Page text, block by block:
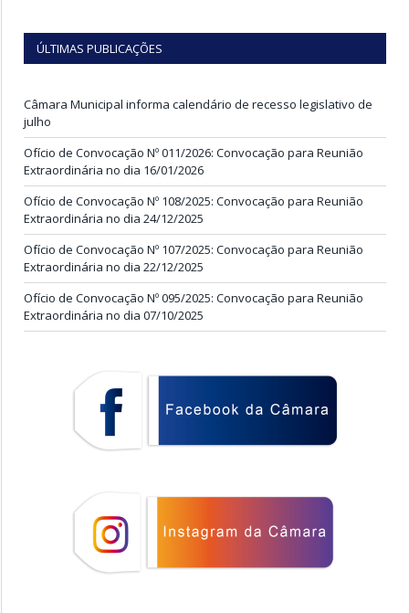
ÚLTIMAS PUBLICAÇÕES
Câmara Municipal informa calendário de recesso legislativo de
julho
Ofício de Convocação Nº 011/2026: Convocação para Reunião
Extraordinária no dia 16/01/2026
Ofício de Convocação Nº 108/2025: Convocação para Reunião
Extraordinária no dia 24/12/2025
Ofício de Convocação Nº 107/2025: Convocação para Reunião
Extraordinária no dia 22/12/2025
Ofício de Convocação Nº 095/2025: Convocação para Reunião
Extraordinária no dia 07/10/2025